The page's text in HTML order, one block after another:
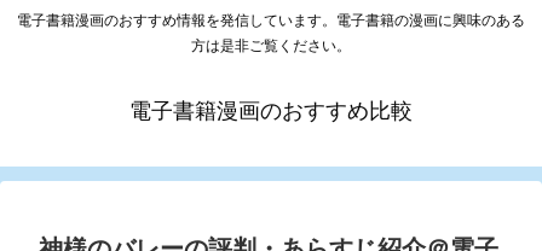
電子書籍漫画のおすすめ情報を発信しています。電子書籍の漫画に興味のある
方は是非ご覧ください。
電子書籍漫画のおすすめ比較